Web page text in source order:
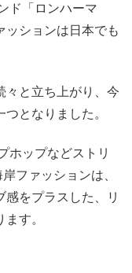
ド「ロンハーマ
ッションは日本でも
々と立ち上がり、今
となりました。
ホップなどストリ
ファッションは、
をプラスした、リ
す。